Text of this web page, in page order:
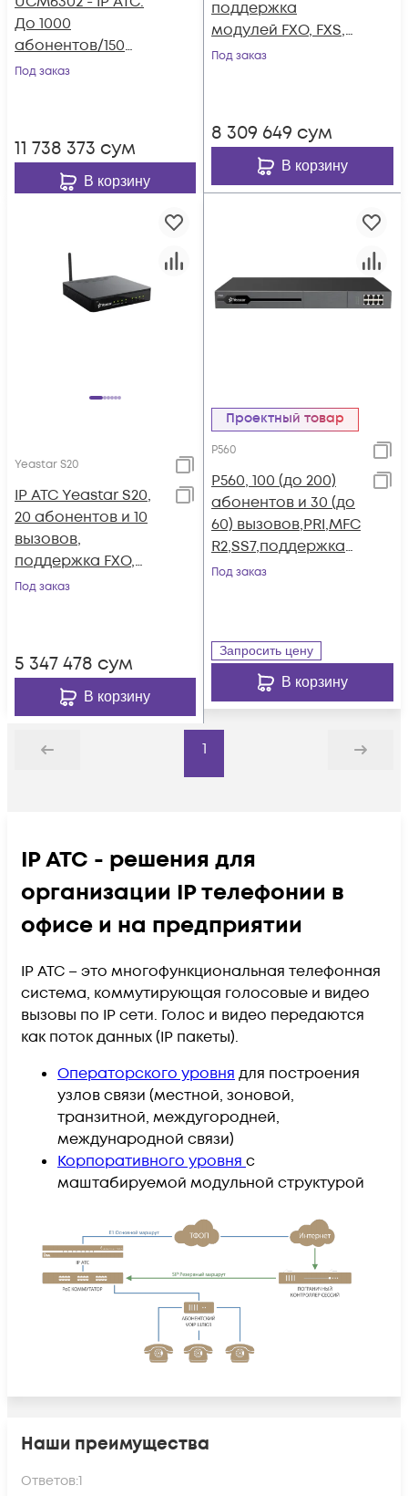
До 1000
абонентов/150
одновременных
1xLAN
Под заказ
11 738 373 сум
В корзину
поддержка
модулей FXO, FXS,
GSM, BRI, LTE
Под заказ
8 309 649 сум
В корзину
Yeastar S20
IP АТС Yeastar S20,
20 абонентов и 10
вызовов,
поддержка FXO,
FXS, GSM, BRI
Под заказ
5 347 478 сум
В корзину
Проектный товар
P560
P560, 100 (до 200)
абонентов и 30 (до
60) вызовов,PRI,MFC
R2,SS7,поддержка
FXO,FXS,GSM,BRI
Под заказ
Запросить цену
В корзину
Назад
1
Дальше
IP АТС - решения для
организации IP телефонии в
офисе и на предприятии
IP АТС – это многофункциональная телефонная
система, коммутирующая голосовые и видео
вызовы по IP сети. Голос и видео передаются
как поток данных (IP пакеты).
Операторского уровня для построения
узлов связи (местной, зоновой,
транзитной, междугородней,
международной связи)
Корпоративного уровня c
маштабируемой модульной структурой
Наши преимущества
Ответов:1